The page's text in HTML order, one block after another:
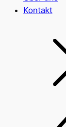
Kontakt